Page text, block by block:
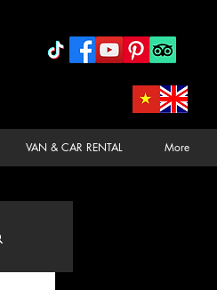
VAN & CAR RENTAL More